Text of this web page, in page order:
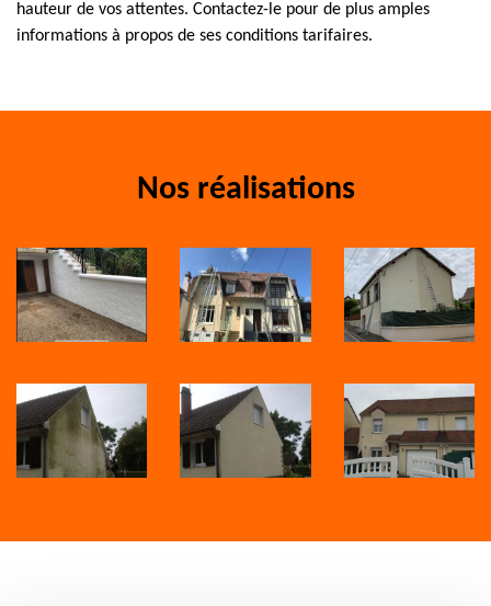
hauteur de vos attentes. Contactez-le pour de plus amples
informations à propos de ses conditions tarifaires.
Nos réalisations